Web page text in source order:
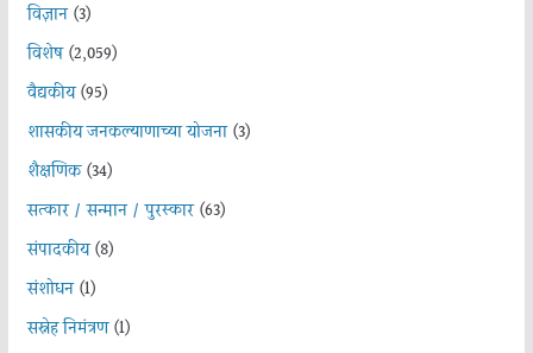
विज्ञान(3)
विशेष(2,059)
वैद्यकीय(95)
शासकीय जनकल्याणाच्या योजना(3)
शैक्षणिक(34)
सत्कार / सन्मान / पुरस्कार(63)
संपादकीय(8)
संशोधन(1)
सस्नेह निमंत्रण(1)